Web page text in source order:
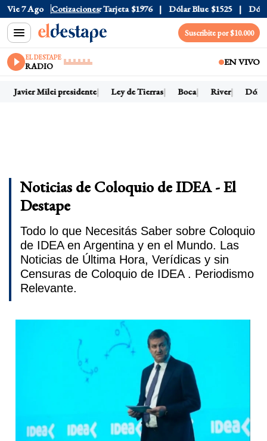
Vie 7 Ago Cotizaciones
$1520 Dólar Tarjeta $1976 Dólar Blue $1525 Dólar
Suscribite por $10.000
EL DESTAPE
RADIO EN VIVO
Javier Milei presidente Ley de Tierras Boca River Dólar
Noticias de Coloquio de IDEA - El
Destape
Todo lo que Necesitás Saber sobre Coloquio
de IDEA en Argentina y en el Mundo. Las
Noticias de Última Hora, Verídicas y sin
Censuras de Coloquio de IDEA . Periodismo
Relevante.